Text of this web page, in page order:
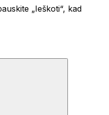
„Ieškoti“, kad